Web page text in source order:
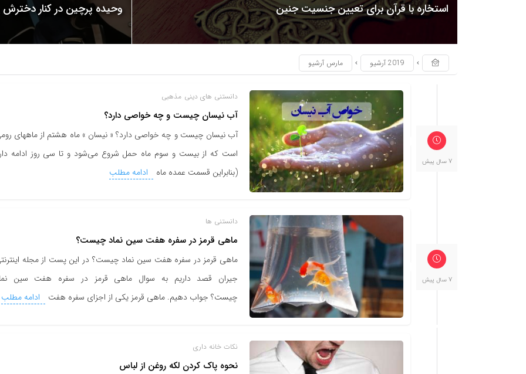
استخاره با قرآن برای تعیین جنسیت جنین وحیده پرچین در کنار دخترش
2019 آرشیو مارس آرشیو
7 سال پیش
دانستنی های دینی مذهبی
آب نیسان چیست و چه خواصی دارد؟
آب نیسان چیست و چه خواصی دارد؟ « نیسان » ماه هشتم از ماههای
است که از بیست و سوم ماه حمل شروع می‌‌شود و تا سى روز ادامه
(بنابراین قسمت عمده ماه
ادامه مطلب
7 سال پیش
دانستنی ها
ماهی قرمز در سفره هفت سین نماد چیست؟
ماهی قرمز در سفره هفت سین نماد چیست؟ در این پست از مجله
جیران قصد داریم به سوال ماهی قرمز در سفره هفت سین
چیست؟ جواب دهیم. ماهی قرمز یکی از اجزای سفره هفت
ادامه مطلب
نکات خانه داری
نحوه پاک کردن لکه روغن از لباس